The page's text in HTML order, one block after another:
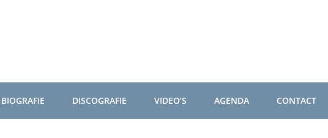
BIOGRAFIE DISCOGRAFIE VIDEO’S AGENDA CONTACT